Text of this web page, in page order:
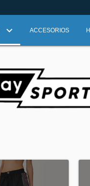
ACCESORIOS